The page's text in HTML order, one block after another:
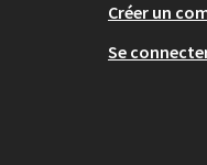
Créer un
Se